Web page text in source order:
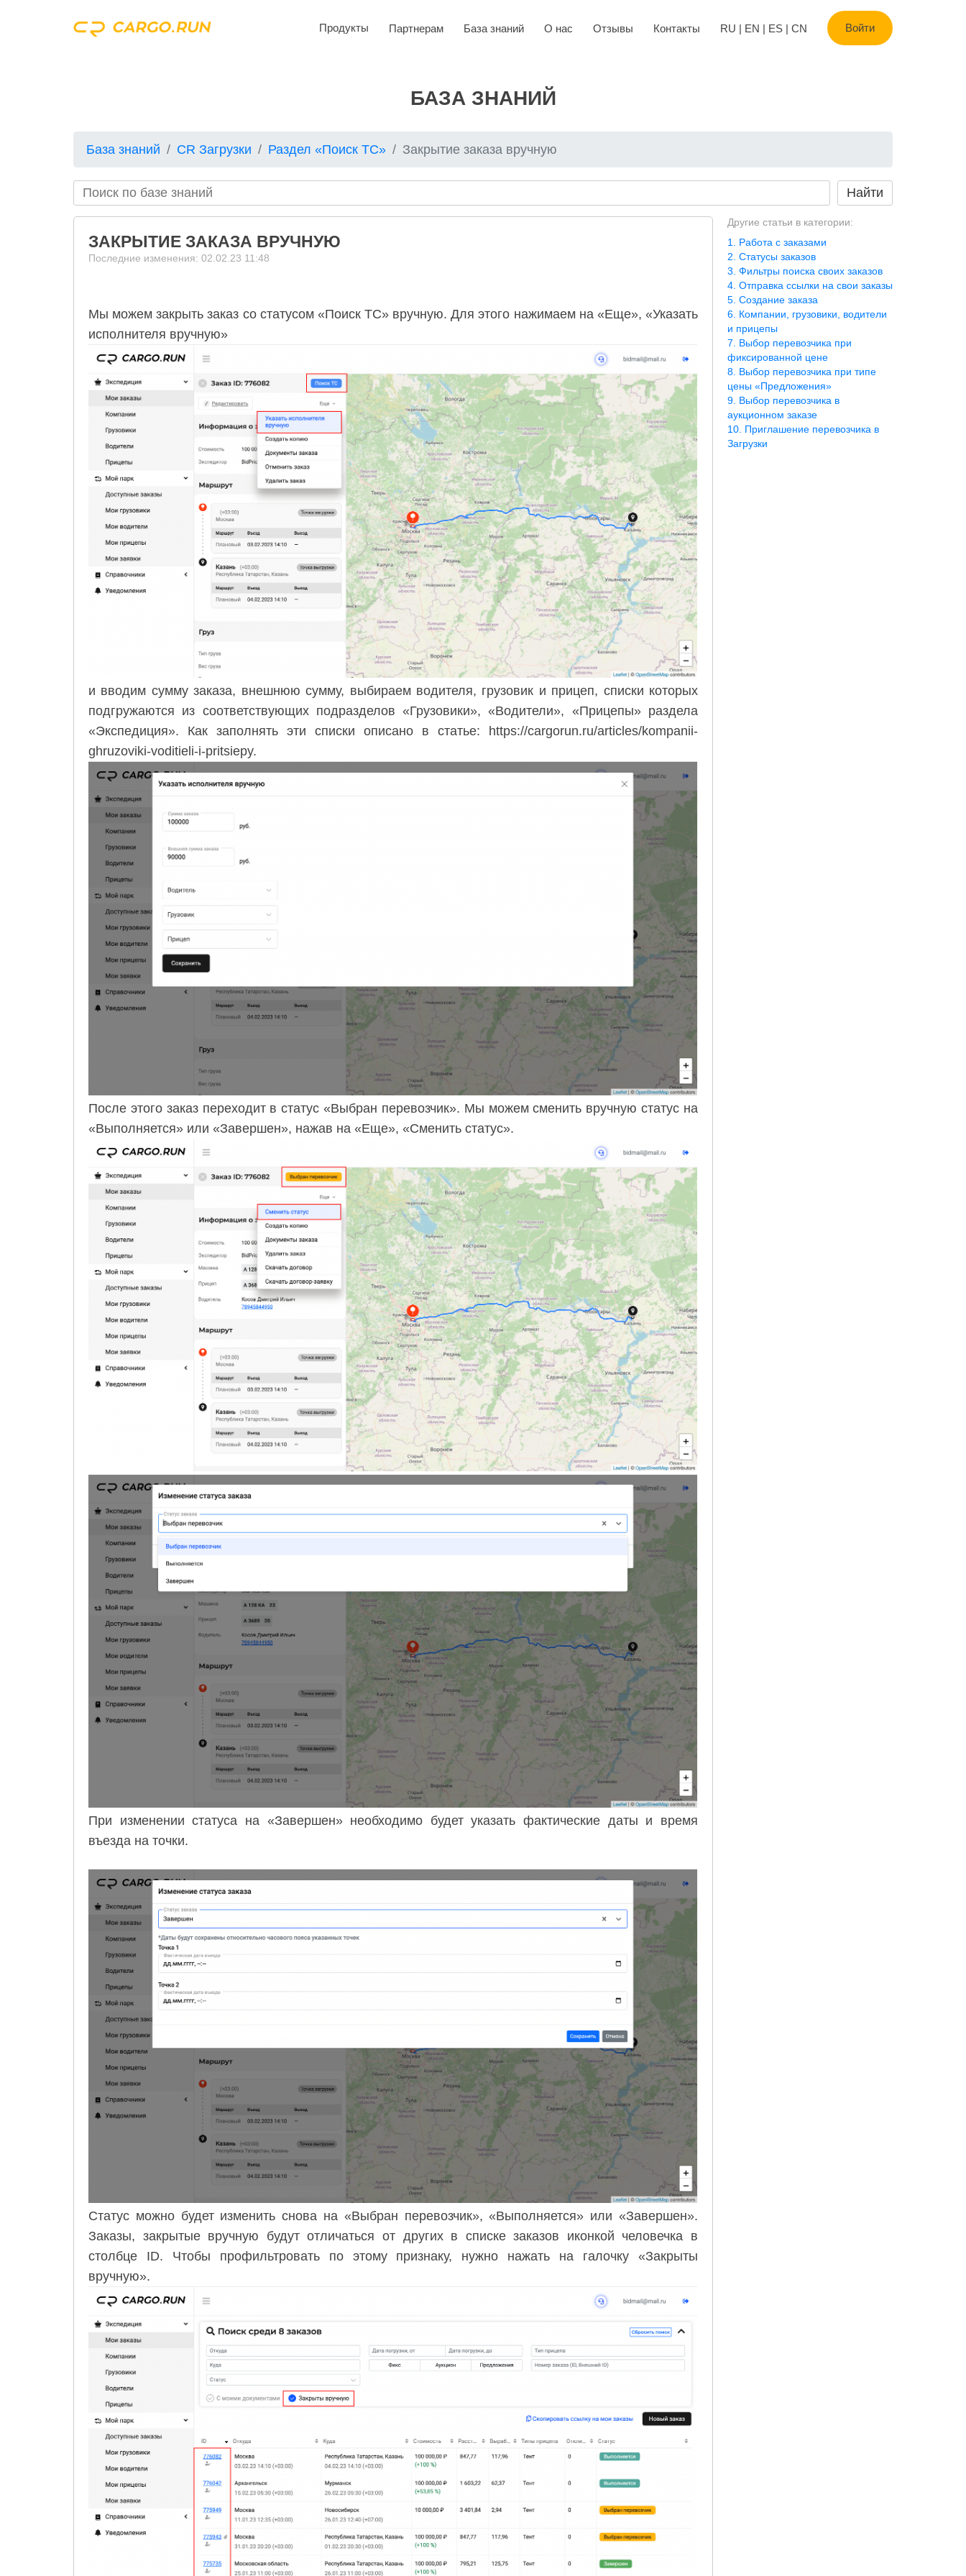
Продукты Партнерам База знаний О нас Отзывы Контакты RU | EN | ES | CN Войти
БАЗА ЗНАНИЙ
База знаний CR Загрузки Раздел «Поиск ТС» Закрытие заказа вручную
ЗАКРЫТИЕ ЗАКАЗА ВРУЧНУЮ
Последние изменения: 02.02.23 11:48
Мы можем закрыть заказ со статусом «Поиск ТС» вручную. Для этого нажимаем на «Еще», «Указать
исполнителя вручную»
и вводим сумму заказа, внешнюю сумму, выбираем водителя, грузовик и прицеп, списки которых
подгружаются из соответствующих подразделов «Грузовики», «Водители», «Прицепы» раздела
«Экспедиция». Как заполнять эти списки описано в статье: https://cargorun.ru/articles/kompanii-
ghruzoviki-voditieli-i-pritsiepy.
После этого заказ переходит в статус «Выбран перевозчик». Мы можем сменить вручную статус на
«Выполняется» или «Завершен», нажав на «Еще», «Сменить статус».
При изменении статуса на «Завершен» необходимо будет указать фактические даты и время
въезда на точки.
Статус можно будет изменить снова на «Выбран перевозчик», «Выполняется» или «Завершен».
Заказы, закрытые вручную будут отличаться от других в списке заказов иконкой человечка в
столбце ID. Чтобы профильтровать по этому признаку, нужно нажать на галочку «Закрыты
вручную».
Другие статьи в категории:
Работа с заказами
Статусы заказов
Фильтры поиска своих заказов
Отправка ссылки на свои заказы
Создание заказа
Компании, грузовики, водители
и прицепы
Выбор перевозчика при
фиксированной цене
Выбор перевозчика при типе
цены «Предложения»
Выбор перевозчика в
аукционном заказе
Приглашение перевозчика в
Загрузки